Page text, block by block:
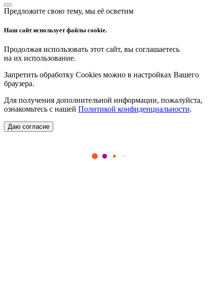
Предложите свою тему, мы её осветим
Наш сайт использует файлы cookie.
Продолжая использовать этот сайт, вы соглашаетесь
на их использование.
Запретить обработку Cookies можно в настройках Вашего
браузера.
Для получения дополнительной информации, пожалуйста,
ознакомьтесь с нашей Политикой конфиденциальности.
Даю согласие